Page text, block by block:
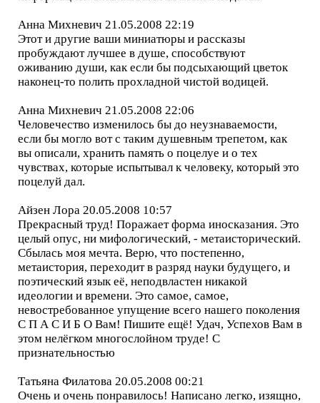
Анна Михневич 21.05.2008 22:19
Этот и другие ваши миниатюры и рассказы
пробуждают лучшее в душе, способствуют
оживанию души, как если бы подсыхающий цветок
наконец-то полить прохладной чистой водицей.
Анна Михневич 21.05.2008 22:06
Человечество изменилось бы до неузнаваемости,
если бы могло вот с таким душевным трепетом, как
вы описали, хранить память о поцелуе и о тех
чувствах, которые испытывал к человеку, который это
поцелуй дал.
Айзен Лора 20.05.2008 10:57
Прекрасный труд! Поражает форма иносказания. Это
целый опус, ни мифологический, - метаисторический.
Сбылась моя мечта. Верю, что постепенно,
метаистория, переходит в разряд науки будущего, и
поэтический язык её, неподвластен никакой
идеологии и времени. Это самое, самое,
невостребованное упущение всего нашего поколения
С П А С И Б О Вам! Пишите ещё! Удач, Успехов Вам в
этом нелёгком многослойном труде! С
признательностью
Татьяна Филатова 20.05.2008 00:21
Очень и очень понравилось! Написано легко, изящно,